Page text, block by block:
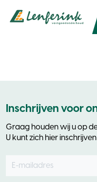
Inschrijven voor
Graag houden wij u op
U kunt zich hier
Leave